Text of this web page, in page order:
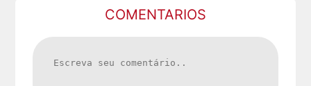
COMENTARIOS